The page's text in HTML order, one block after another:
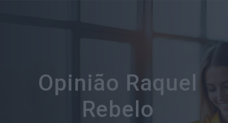
Opinião Raquel
Rebelo